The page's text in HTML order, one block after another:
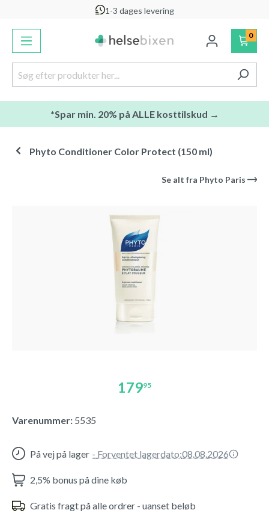
1-3 dages levering
0
*Spar min. 20% på ALLE kosttilskud →
Phyto Conditioner Color Protect (150 ml)
Se alt fra Phyto Paris
17995
Varenummer: 5535
På vej på lager - Forventet lagerdato:08.08.2026
2,5% bonus på dine køb
Gratis fragt på alle ordrer - uanset beløb